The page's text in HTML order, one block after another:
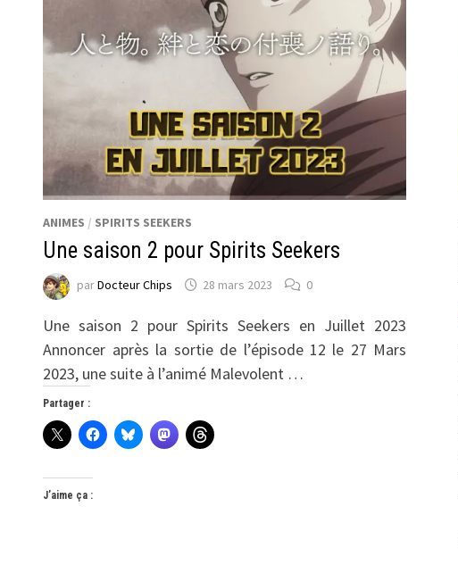
ANIMES / SPIRITS SEEKERS
Une saison 2 pour Spirits Seekers
parDocteur Chips 28 mars 2023 0
Une saison 2 pour Spirits Seekers en Juillet 2023
Annoncer après la sortie de l’épisode 12 le 27 Mars
2023, une suite à l’animé Malevolent …
Partager :
J’aime ça :